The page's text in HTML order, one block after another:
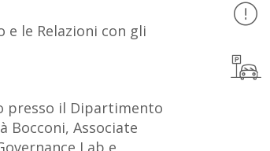
le Relazioni con gli
presso il Dipartimento
Bocconi, Associate